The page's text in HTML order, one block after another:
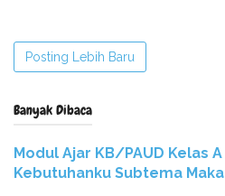
Posting Lebih Baru
Banyak Dibaca
Modul Ajar KB/PAUD Kelas
Kebutuhanku Subtema